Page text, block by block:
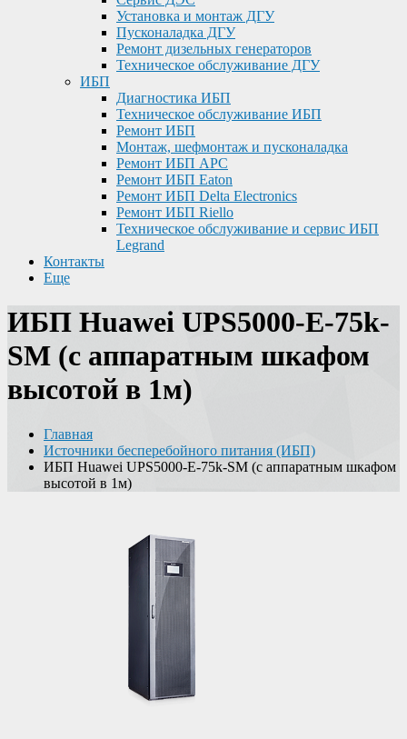
Установка и монтаж ДГУ
Пусконаладка ДГУ
Ремонт дизельных генераторов
Техническое обслуживание ДГУ
ИБП
Диагностика ИБП
Техническое обслуживание ИБП
Ремонт ИБП
Монтаж, шефмонтаж и пусконаладка
Ремонт ИБП APC
Ремонт ИБП Eaton
Ремонт ИБП Delta Electronics
Ремонт ИБП Riello
Техническое обслуживание и сервис ИБП
Legrand
Контакты
Еще
ИБП Huawei UPS5000-E-75k-
SM (с аппаратным шкафом
высотой в 1м)
Главная
Источники бесперебойного питания (ИБП)
ИБП Huawei UPS5000-E-75k-SM (с аппаратным шкафом
высотой в 1м)